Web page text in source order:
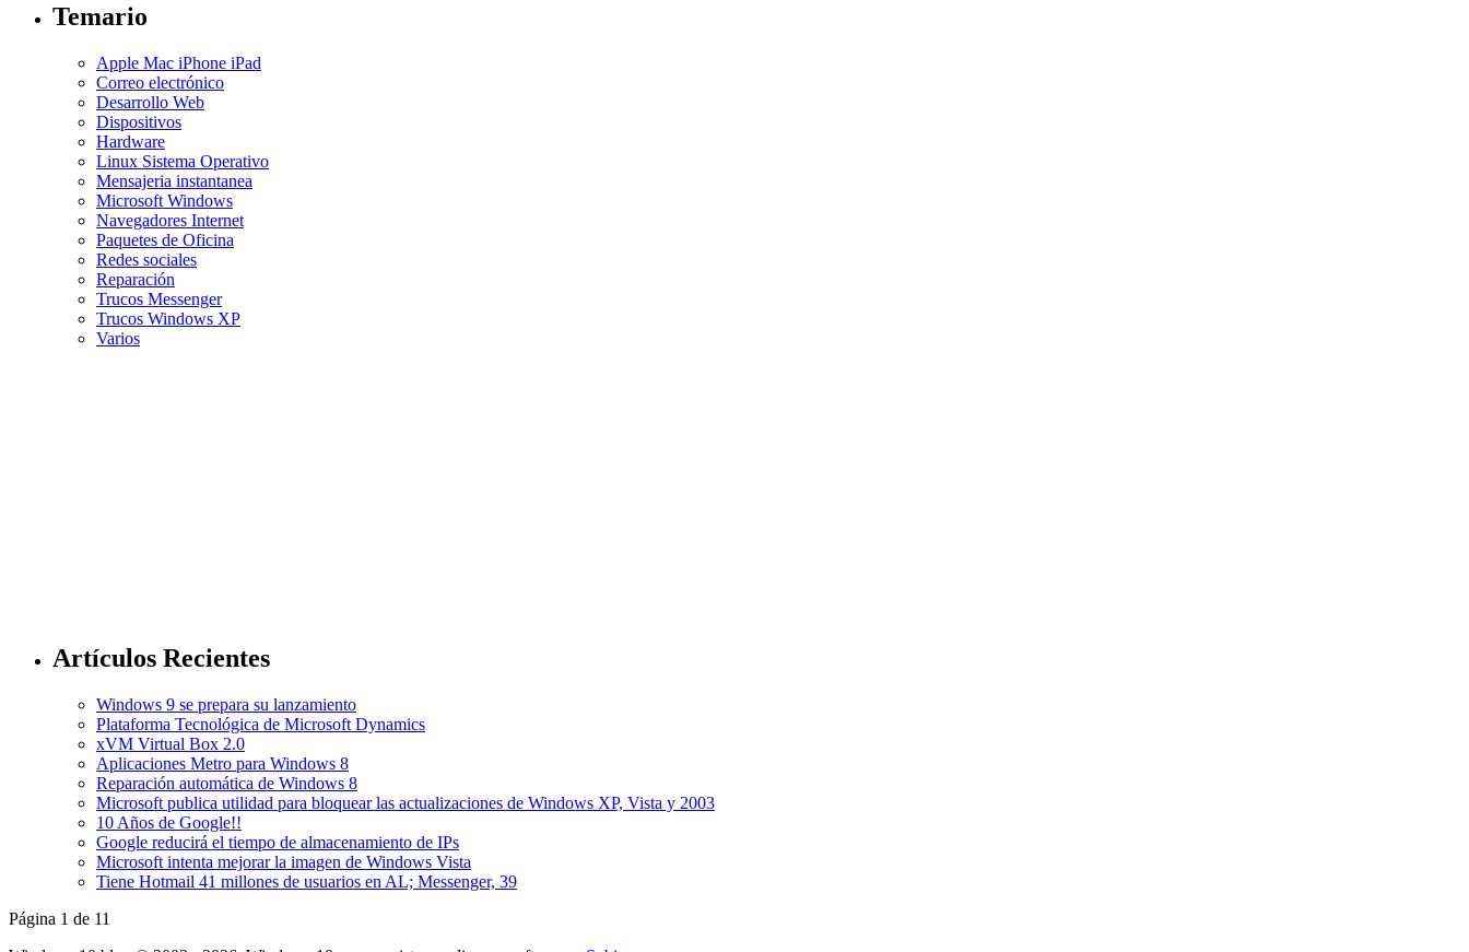
Temario
Apple Mac iPhone iPad
Correo electrónico
Desarrollo Web
Dispositivos
Hardware
Linux Sistema Operativo
Mensajeria instantanea
Microsoft Windows
Navegadores Internet
Paquetes de Oficina
Redes sociales
Reparación
Trucos Messenger
Trucos Windows XP
Varios
Artículos Recientes
Windows 9 se prepara su lanzamiento
Plataforma Tecnológica de Microsoft Dynamics
xVM Virtual Box 2.0
Aplicaciones Metro para Windows 8
Reparación automática de Windows 8
Microsoft publica utilidad para bloquear las actualizaciones de Windows XP, Vista y 2003
10 Años de Google!!
Google reducirá el tiempo de almacenamiento de IPs
Microsoft intenta mejorar la imagen de Windows Vista
Tiene Hotmail 41 millones de usuarios en AL; Messenger, 39
Página 1 de 11